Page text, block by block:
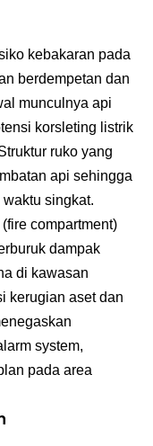
kebakaran pada
berdempetan dan
munculnya api
korsleting listrik
ruko yang
api sehingga
singkat.
compartment)
dampak
di kawasan
kerugian aset dan
system,
pada area